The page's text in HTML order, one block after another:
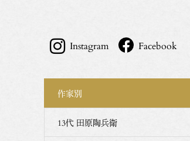
Instagram Facebook
作家別
13代 田原陶兵衛